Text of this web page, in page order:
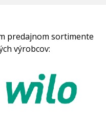
predajnom sortimente
výrobcov: